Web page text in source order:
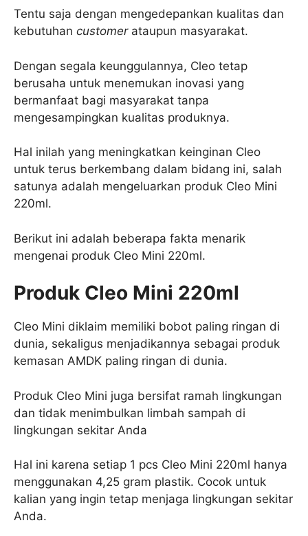
Tentu saja dengan mengedepankan kualitas dan
kebutuhan customer ataupun masyarakat.
Dengan segala keunggulannya, Cleo tetap
berusaha untuk menemukan inovasi yang
bermanfaat bagi masyarakat tanpa
mengesampingkan kualitas produknya.
Hal inilah yang meningkatkan keinginan Cleo
untuk terus berkembang dalam bidang ini, salah
satunya adalah mengeluarkan produk Cleo Mini
220ml.
Berikut ini adalah beberapa fakta menarik
mengenai produk Cleo Mini 220ml.
Produk Cleo Mini 220ml
Cleo Mini diklaim memiliki bobot paling ringan di
dunia, sekaligus menjadikannya sebagai produk
kemasan AMDK paling ringan di dunia.
Produk Cleo Mini juga bersifat ramah lingkungan
dan tidak menimbulkan limbah sampah di
lingkungan sekitar Anda
Hal ini karena setiap 1 pcs Cleo Mini 220ml hanya
menggunakan 4,25 gram plastik. Cocok untuk
kalian yang ingin tetap menjaga lingkungan sekitar
Anda.